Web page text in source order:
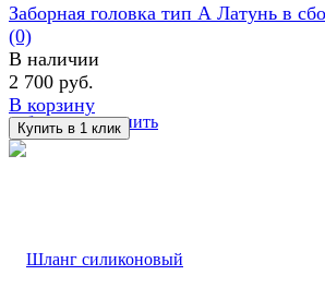
избранное сравнить
Заборная головка тип А Латунь в
(0)
В наличии
2 700 руб.
В корзину